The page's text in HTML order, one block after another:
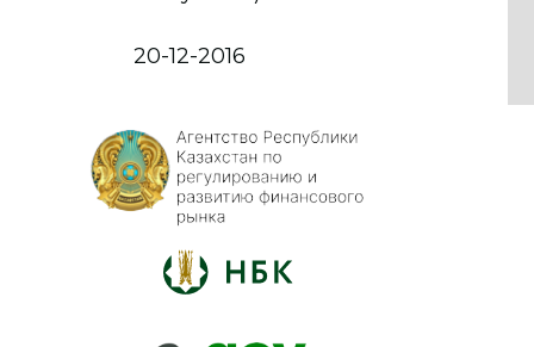
20-12-2016